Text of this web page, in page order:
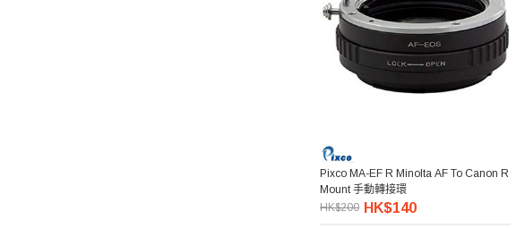
Pixco MA-EF R Minolta AF To Canon R
Mount 手動轉接環
HK$200 HK$140